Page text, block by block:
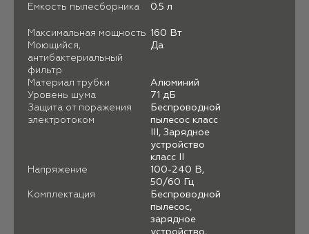
Емкость пылесборника
0.5 л
Максимальная мощность 160 Вт
Моющийся,
антибактериальный
фильтр
Да
Материал трубки
Алюминий
Уровень шума
71 дБ
Защита от поражения
электротоком
Беспроводной
пылесос класс
III, Зарядное
устройство
класс II
Напряжение
100-240 В,
50/60 Гц
Комплектация
Беспроводной
пылесос,
зарядное
устройство,